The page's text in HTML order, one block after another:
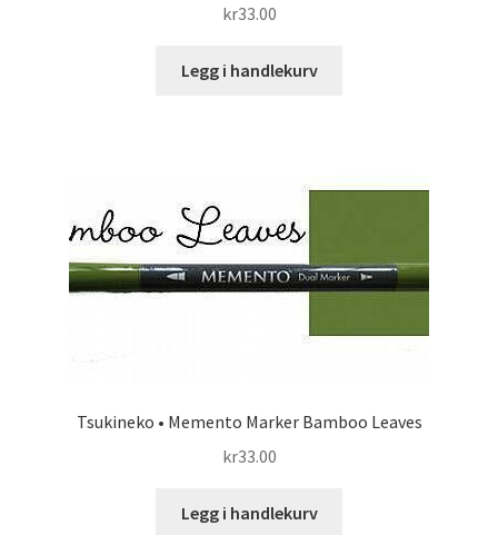
kr33.00
Legg i handlekurv
Tsukineko • Memento Marker Bamboo Leaves
kr33.00
Legg i handlekurv